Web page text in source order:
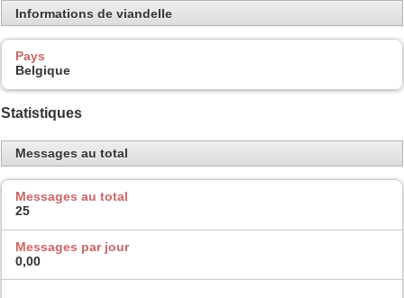
Informations de viandelle
Pays
Belgique
Statistiques
Messages au total
Messages au total
25
Messages par jour
0,00